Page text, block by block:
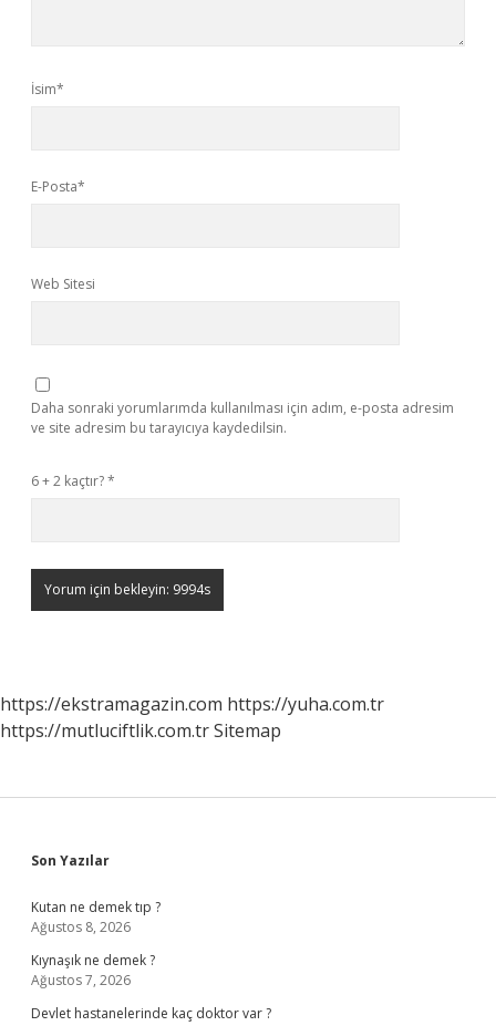
İsim*
E-Posta*
Web Sitesi
Daha sonraki yorumlarımda kullanılması için adım, e-posta adresim
ve site adresim bu tarayıcıya kaydedilsin.
6 + 2 kaçtır?*
https://ekstramagazin.com https://yuha.com.tr
https://mutluciftlik.com.trSitemap
Sidebar
Son Yazılar
Kutan ne demek tıp ?
Ağustos 8, 2026
Kıynaşık ne demek ?
Ağustos 7, 2026
Devlet hastanelerinde kaç doktor var ?